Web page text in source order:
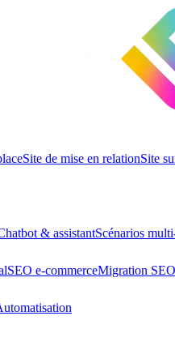
Site de mise en relationSite
& assistantScénarios
SEO e-commerceMigration SEO